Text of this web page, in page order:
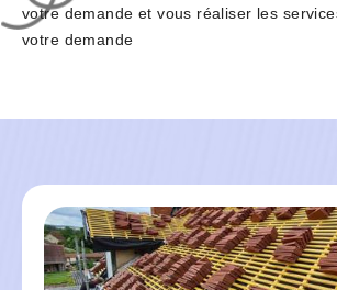
votre demande et vous réaliser les
votre demande